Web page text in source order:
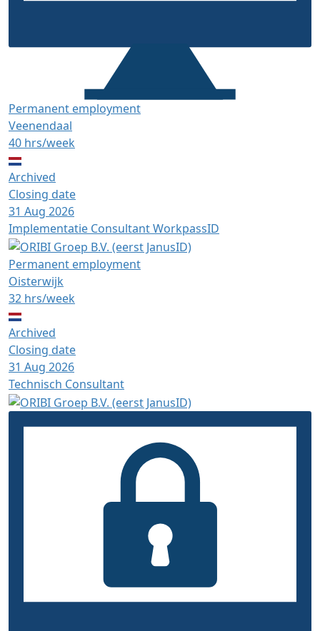
Permanent employment
Veenendaal
40 hrs/week
Archived
Closing date
31 Aug 2026
Implementatie Consultant WorkpassID
Permanent employment
Oisterwijk
32 hrs/week
Archived
Closing date
31 Aug 2026
Technisch Consultant